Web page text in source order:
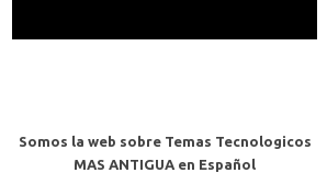
Somos la web sobre Temas Tecnologicos
MAS ANTIGUA en Español